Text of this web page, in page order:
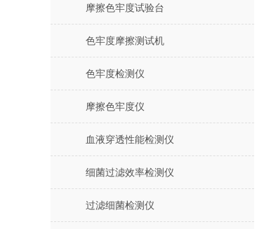
摩擦色牢度试验台
色牢度摩擦测试机
色牢度检测仪
摩擦色牢度仪
血液穿透性能检测仪
细菌过滤效率检测仪
过滤细菌检测仪